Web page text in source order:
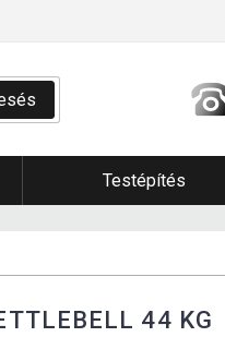
Testépítés
44 KG